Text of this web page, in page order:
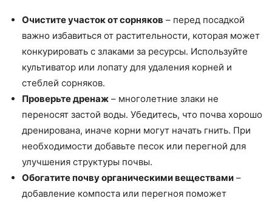
Очистите участок от сорняков – перед посадкой
важно избавиться от растительности, которая может
конкурировать с злаками за ресурсы. Используйте
культиватор или лопату для удаления корней и
стеблей сорняков.
Проверьте дренаж – многолетние злаки не
переносят застой воды. Убедитесь, что почва хорошо
дренирована, иначе корни могут начать гнить. При
необходимости добавьте песок или перегной для
улучшения структуры почвы.
Обогатите почву органическими веществами –
добавление компоста или перегноя поможет